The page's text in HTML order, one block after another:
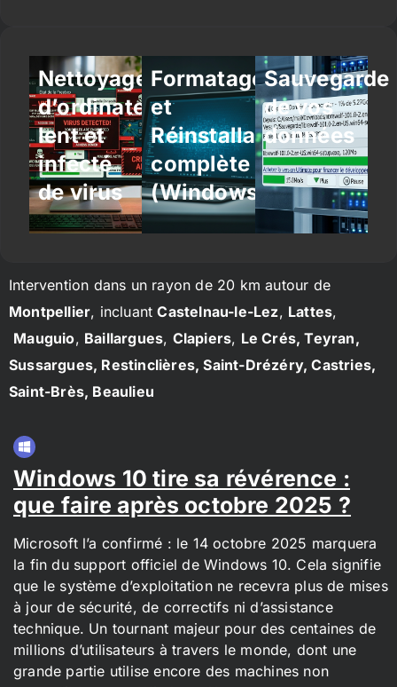
Nettoyage
d’ordinateur
lent et
infecté
de virus
Formatage
et
Réinstallation
complète
(Windows/Linux)
Sauvegarde
de vos
données
Intervention dans un rayon de 20 km autour de
Montpellier, incluantCastelnau-le-Lez, Lattes,
Mauguio, Baillargues, Clapiers, Le Crés, Teyran,
Sussargues, Restinclières, Saint-Drézéry, Castries,
Saint-Brès, Beaulieu
Windows 10 tire sa révérence :
que faire après octobre 2025 ?
Microsoft l’a confirmé : le 14 octobre 2025 marquera
la fin du support officiel de Windows 10. Cela signifie
que le système d’exploitation ne recevra plus de mises
à jour de sécurité, de correctifs ni d’assistance
technique. Un tournant majeur pour des centaines de
millions d’utilisateurs à travers le monde, dont une
grande partie utilise encore des machines non